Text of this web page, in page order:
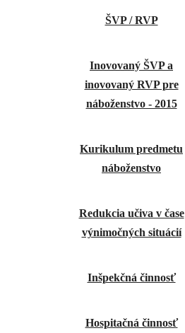
ŠVP / RVP
Inovovaný ŠVP a
inovovaný RVP pre
náboženstvo - 2015
Kurikulum predmetu
náboženstvo
Redukcia učiva v čase
výnimočných situácií
Inšpekčná činnosť
Hospitačná činnosť